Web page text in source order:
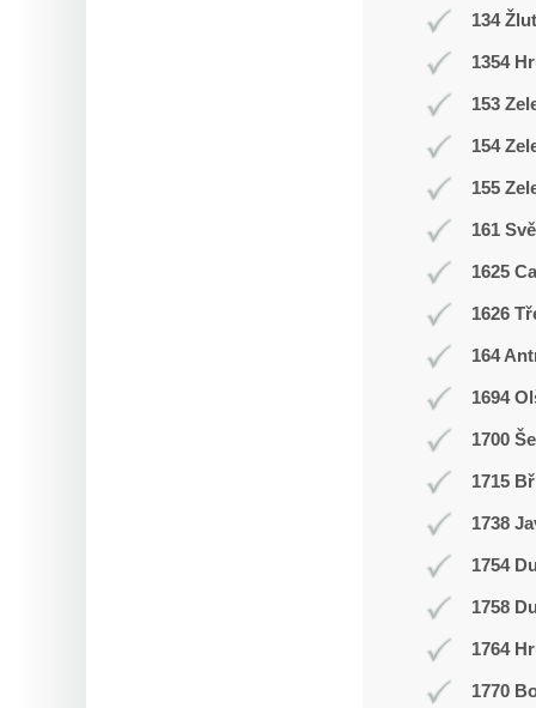
134
1354
153
154
155
161
1625
1626
164
1694
1700
1715
1738
1754
1758
1764
1770